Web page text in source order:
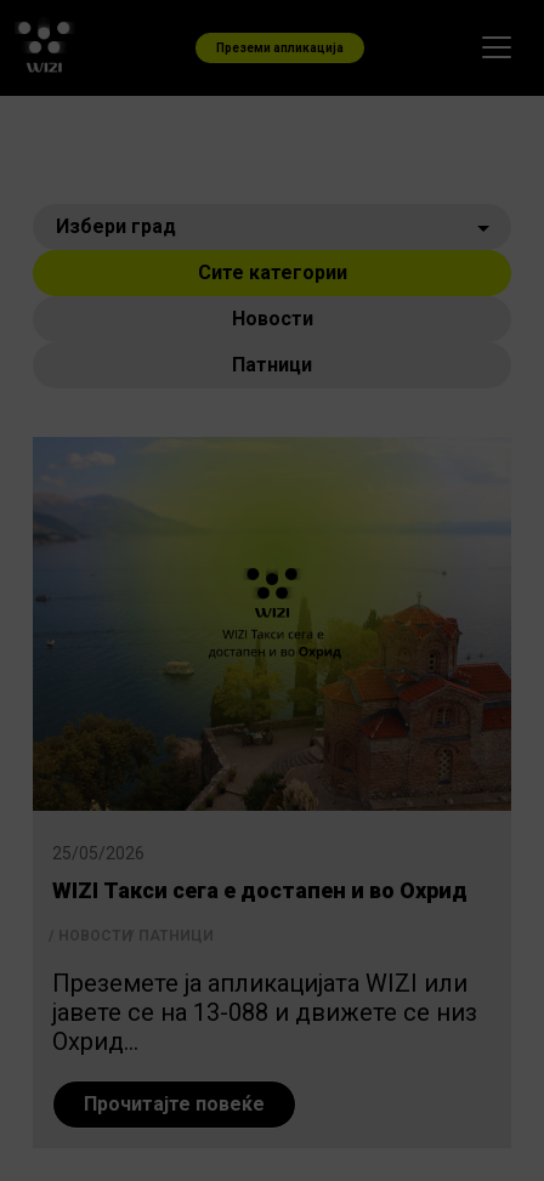
Преземи апликација
Сите категории
Новости
Патници
25/05/2026
WIZI Такси сега е достапен и во Охрид
НОВОСТИ
Преземете ја апликацијата WIZI или
јавете се на 13-088 и движете се низ
Охрид...
Прочитајте повеќе